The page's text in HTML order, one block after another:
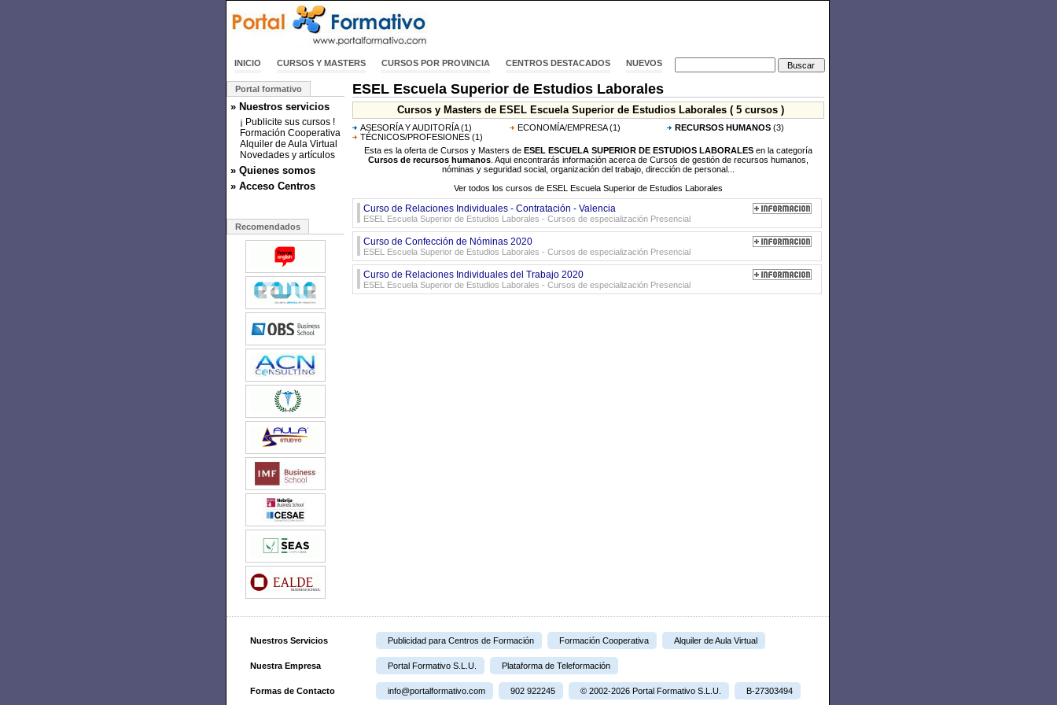
INICIO CURSOS Y MASTERS CURSOS POR PROVINCIA CENTROS DESTACADOS NUEVOS
Portal formativo
» Nuestros servicios
¡ Publicite sus cursos !
Formación Cooperativa
Alquiler de Aula Virtual
Novedades y artículos
» Quienes somos
» Acceso Centros
Recomendados
ESEL Escuela Superior de Estudios Laborales
Cursos y Masters de ESEL Escuela Superior de Estudios Laborales ( 5 cursos )
ASESORÍA Y AUDITORÍA(1) ECONOMÍA/EMPRESA(1) RECURSOS HUMANOS (3)
TÉCNICOS/PROFESIONES (1)
Esta es la oferta de Cursos y Masters de ESEL ESCUELA SUPERIOR DE ESTUDIOS LABORALES en la categoría
Cursos de recursos humanos . Aqui encontrarás información acerca de Cursos de gestión de recursos humanos,
nóminas y seguridad social, organización del trabajo, dirección de personal...
Ver todos los cursos de ESEL Escuela Superior de Estudios Laborales
Curso de Relaciones Individuales - Contratación - Valencia
ESEL Escuela Superior de Estudios Laborales - Cursos de especialización Presencial
Curso de Confección de Nóminas 2020
ESEL Escuela Superior de Estudios Laborales - Cursos de especialización Presencial
Curso de Relaciones Individuales del Trabajo 2020
ESEL Escuela Superior de Estudios Laborales - Cursos de especialización Presencial
Nuestros Servicios Publicidad para Centros de Formación Formación Cooperativa Alquiler de Aula Virtual
Nuestra Empresa Portal Formativo S.L.U. Plataforma de Teleformación
Formas de Contacto info@portalformativo.com 902 922245 © 2002-2026 Portal Formativo S.L.U. B-27303494